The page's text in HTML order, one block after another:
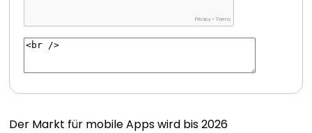
Der Markt für mobile Apps wird bis 2026